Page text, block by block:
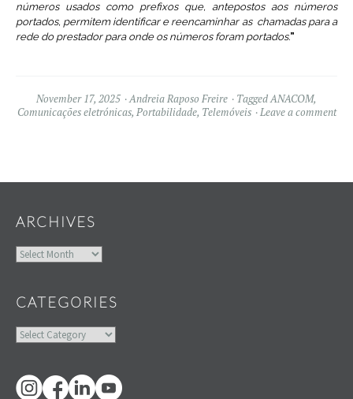
números usados como prefixos que, antepostos aos números
portados, permitem identificar e reencaminhar as chamadas para a
rede do prestador para onde os números foram portados.”
November 17, 2025 Andreia Raposo Freire TaggedANACOM,
Comunicações eletrónicas, Portabilidade, Telemóveis Leave a comment
ARCHIVES
Archives
CATEGORIES
Categories